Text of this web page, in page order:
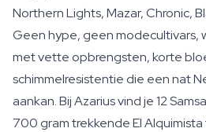
Northern Lights, Mazar, Chronic,
Geen hype, geen modecultivars,
met vette opbrengsten, korte
schimmelresistentie die een nat
aankan. Bij Azarius vind je 12
700 gram trekkende El